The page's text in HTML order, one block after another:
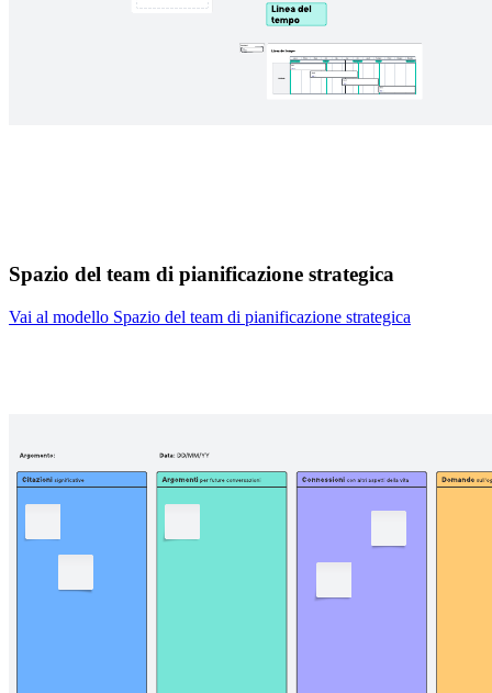
Spazio del team di pianificazione strategica
Vai al modello Spazio del team di pianificazione strategica